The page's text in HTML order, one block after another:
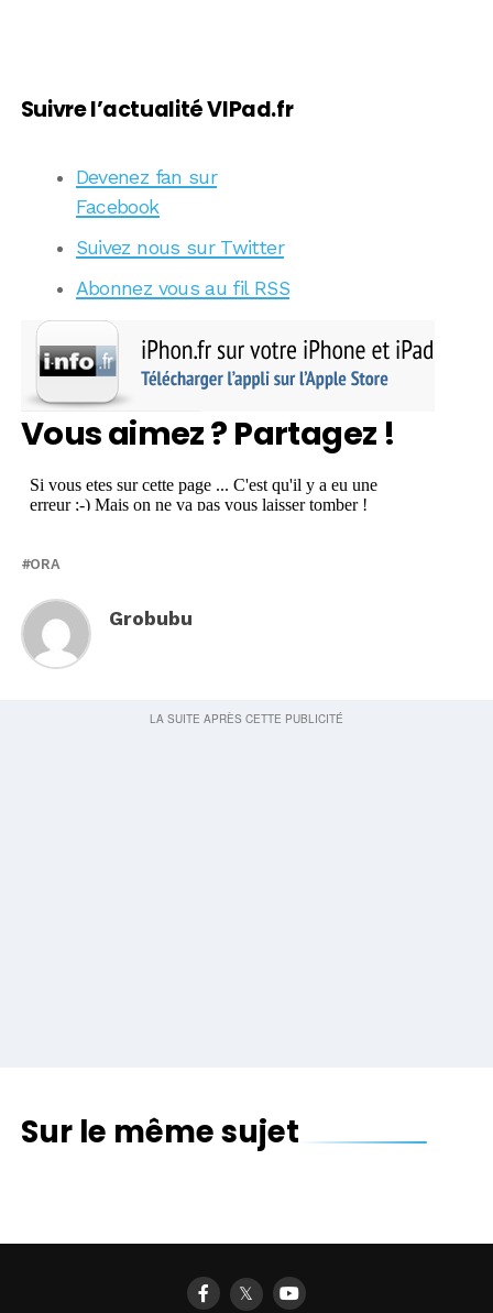
Suivre l’actualité VIPad.fr
Devenez fan sur
Facebook
Suivez nous sur Twitter
Abonnez vous au fil RSS
Vous aimez ? Partagez !
ORA
Grobubu
Sur le même sujet
𝕏